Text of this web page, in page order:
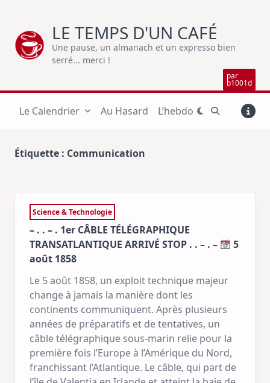
content
LE TEMPS D'UN CAFÉ
Une pause, un almanach et un expresso bien
serré... merci !
par
b1001d
Le Calendrier Au Hasard L’hebdo
Étiquette : Communication
Science & Technologie
– . . – . 1er CÂBLE TÉLÉGRAPHIQUE
TRANSATLANTIQUE ARRIVÉ STOP . . – . –
5
août 1858
Le 5 août 1858, un exploit technique majeur
change à jamais la manière dont les
continents communiquent. Après plusieurs
années de préparatifs et de tentatives, un
câble télégraphique sous-marin relie pour la
première fois l’Europe à l’Amérique du Nord,
franchissant l’Atlantique. Le câble, qui part de